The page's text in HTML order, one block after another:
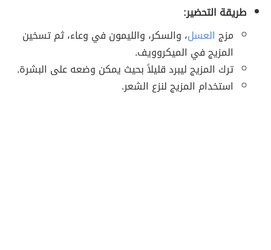
طريقة التحضير:
مزج العسل، والسكر، والليمون في وعاء، ثم تسخين
المزيج في الميكروويف.
ترك المزيج ليبرد قليلاً بحيث يمكن وضعه على البشرة.
استخدام المزيج لنزع الشعر.